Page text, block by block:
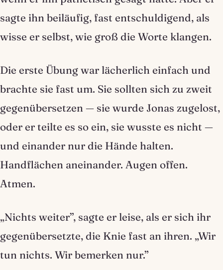
sagte ihn beiläufig, fast entschuldigend, als
wisse er selbst, wie groß die Worte klangen.
Die erste Übung war lächerlich einfach und
brachte sie fast um. Sie sollten sich zu zweit
gegenübersetzen — sie wurde Jonas zugelost,
oder er teilte es so ein, sie wusste es nicht —
und einander nur die Hände halten.
Handflächen aneinander. Augen offen.
Atmen.
„Nichts weiter”, sagte er leise, als er sich ihr
gegenübersetzte, die Knie fast an ihren. „Wir
tun nichts. Wir bemerken nur.”